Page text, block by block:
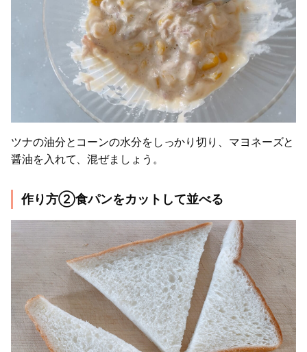
ツナの油分とコーンの水分をしっかり切り、マヨネーズと
醤油を入れて、混ぜましょう。
作り方②食パンをカットして並べる